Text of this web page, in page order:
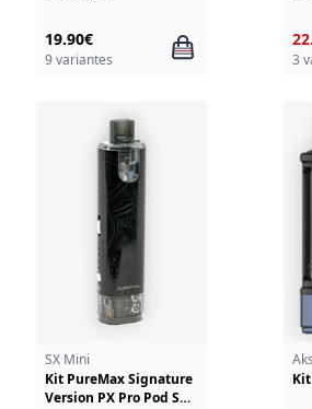
19.90€
9 variantes 3
SX Mini
Kit PureMax Signature
Version PX Pro Pod SX